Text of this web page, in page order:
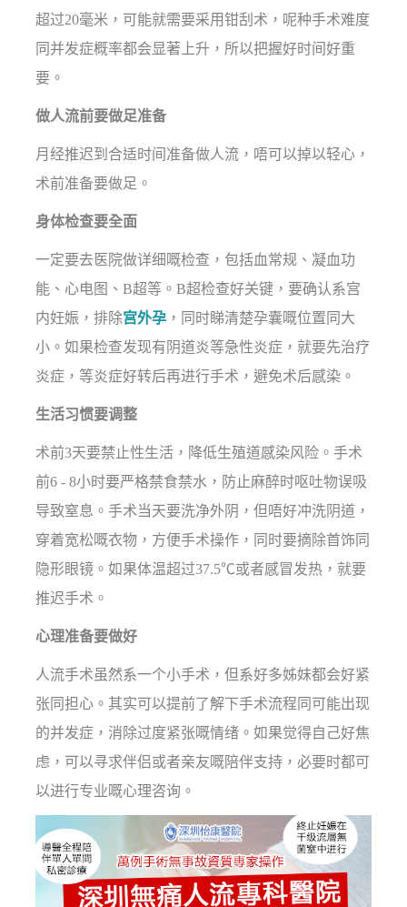
超过20毫米，可能就需要采用钳刮术，呢种手术难度
同并发症概率都会显著上升，所以把握好时间好重
要。
做人流前要做足准备
月经推迟到合适时间准备做人流，唔可以掉以轻心，
术前准备要做足。
身体检查要全面
一定要去医院做详细嘅检查，包括血常规、凝血功
能、心电图、B超等。B超检查好关键，要确认系宫
内妊娠，排除宫外孕 ，同时睇清楚孕囊嘅位置同大
小。如果检查发现有阴道炎等急性炎症，就要先治疗
炎症，等炎症好转后再进行手术，避免术后感染。
生活习惯要调整
术前3天要禁止性生活，降低生殖道感染风险。手术
前6 - 8小时要严格禁食禁水，防止麻醉时呕吐物误吸
导致窒息。手术当天要洗净外阴，但唔好冲洗阴道，
穿着宽松嘅衣物，方便手术操作，同时要摘除首饰同
隐形眼镜。如果体温超过37.5℃或者感冒发热，就要
推迟手术。
心理准备要做好
人流手术虽然系一个小手术，但系好多姊妹都会好紧
张同担心。其实可以提前了解下手术流程同可能出现
的并发症，消除过度紧张嘅情绪。如果觉得自己好焦
虑，可以寻求伴侣或者亲友嘅陪伴支持，必要时都可
以进行专业嘅心理咨询。